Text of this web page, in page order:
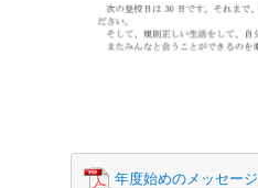
年度始めのメッセージ